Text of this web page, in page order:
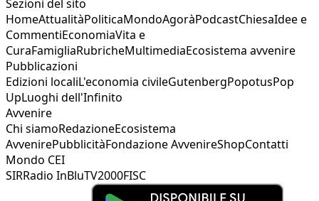
Sezioni del sito
HomeAttualitàPoliticaMondoAgoràPodcastChiesaIdee e
CommentiEconomiaVita e
CuraFamigliaRubricheMultimediaEcosistema avvenire
Pubblicazioni
Edizioni localiL'economia civileGutenbergPopotusPop
UpLuoghi dell'Infinito
Avvenire
Chi siamoRedazioneEcosistema
AvvenirePubblicitàFondazione AvvenireShopContatti
Mondo CEI
SIRRadio InBluTV2000FISC